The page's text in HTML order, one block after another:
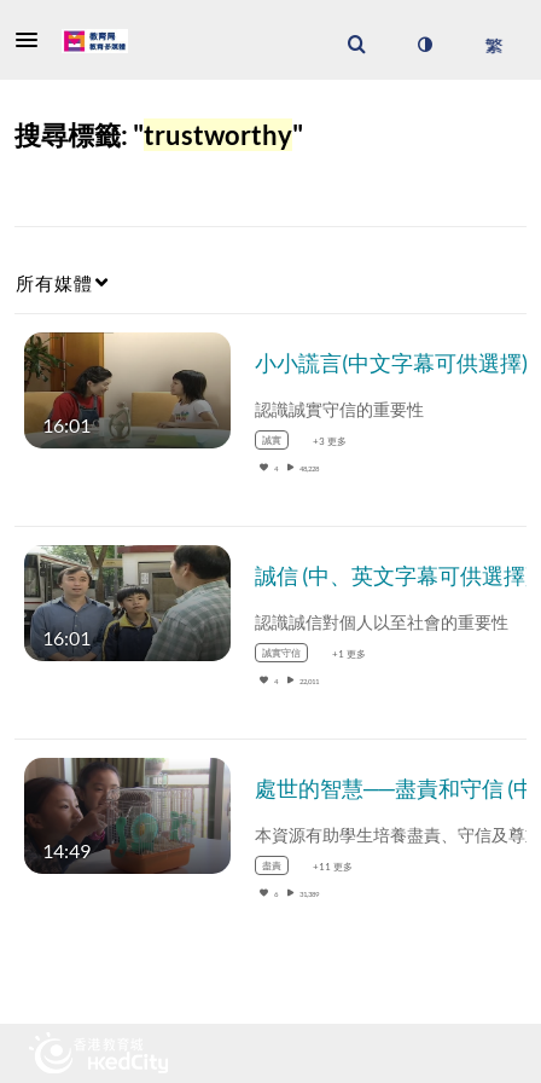
搜尋標籤: "trustworthy"
所有媒體
16:01
小小謊言(中文字幕可供選擇)
認識誠實守信的重要性
誠實 +3 更多
4 48,228
16:01
誠信 (中、英文字幕可供選擇)
認識誠信對個人以至社會的重要性
誠實守信 +1 更多
4 22,011
14:49
盡責 +11 更多
6 31,389